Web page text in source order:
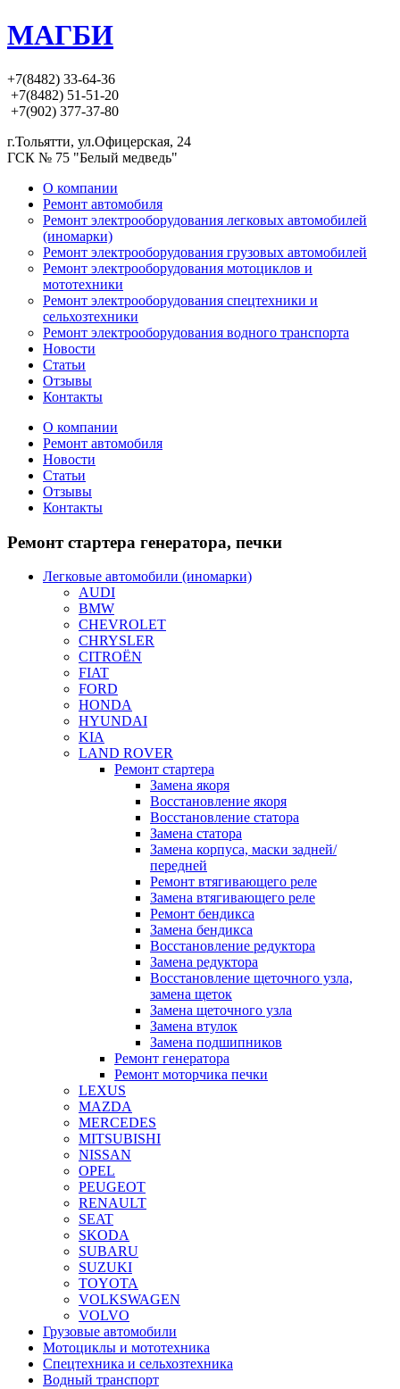
МАГБИ
+7(8482) 33-64-36
+7(8482) 51-51-20
+7(902) 377-37-80
г.Тольятти, ул.Офицерская, 24
ГСК № 75 "Белый медведь"
О компании
Ремонт автомобиля
Ремонт электрооборудования легковых автомобилей
(иномарки)
Ремонт электрооборудования грузовых автомобилей
Ремонт электрооборудования мотоциклов и
мототехники
Ремонт электрооборудования спецтехники и
сельхозтехники
Ремонт электрооборудования водного транспорта
Новости
Статьи
Отзывы
Контакты
О компании
Ремонт автомобиля
Новости
Статьи
Отзывы
Контакты
Ремонтстартера генератора, печки
Легковые автомобили (иномарки)
AUDI
BMW
CHEVROLET
CHRYSLER
CITROЁN
FIAT
FORD
HONDA
HYUNDAI
KIA
LAND ROVER
Ремонт стартера
Замена якоря
Восстановление якоря
Восстановление статора
Замена статора
Замена корпуса, маски задней/
передней
Ремонт втягивающего реле
Замена втягивающего реле
Ремонт бендикса
Замена бендикса
Восстановление редуктора
Замена редуктора
Восстановление щеточного узла,
замена щеток
Замена щеточного узла
Замена втулок
Замена подшипников
Ремонт генератора
Ремонт моторчика печки
LEXUS
MAZDA
MERCEDES
MITSUBISHI
NISSAN
OPEL
PEUGEOT
RENAULT
SEAT
SKODA
SUBARU
SUZUKI
TOYOTA
VOLKSWAGEN
VOLVO
Грузовые автомобили
Мотоциклы и мототехника
Спецтехника и сельхозтехника
Водный транспорт